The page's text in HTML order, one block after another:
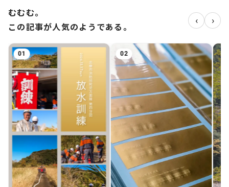
むむむ。
この記事が人気のようである。
‹ ›
03